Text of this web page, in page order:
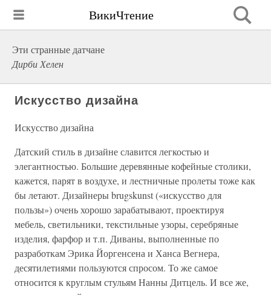
ВикиЧтение
Эти странные датчане
Дирби Хелен
Искусство дизайна
Искусство дизайна
Датский стиль в дизайне славится легкостью и
элегантностью. Большие деревянные кофейные столики,
кажется, парят в воздухе, и лестничные пролеты тоже как
бы летают. Дизайнеры brugskunst («искусство для
пользы») очень хорошо зарабатывают, проектируя
мебель, светильники, текстильные узоры, серебряные
изделия, фарфор и т.п. Диваны, выполненные по
разработкам Эрика Йоргенсена и Ханса Вегнера,
десятилетиями пользуются спросом. То же самое
относится к круглым стульям Нанны Дитцель. И все же,